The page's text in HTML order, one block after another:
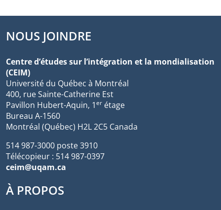
NOUS JOINDRE
Centre d’études sur l’intégration et la mondialisation
(CEIM)
Université du Québec à Montréal
400, rue Sainte-Catherine Est
Pavillon Hubert-Aquin, 1er étage
Bureau A-1560
Montréal (Québec) H2L 2C5 Canada
514 987-3000 poste 3910
Télécopieur : 514 987-0397
ceim@uqam.ca
À PROPOS